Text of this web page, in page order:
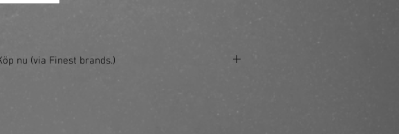
nu (via Finest brands.)